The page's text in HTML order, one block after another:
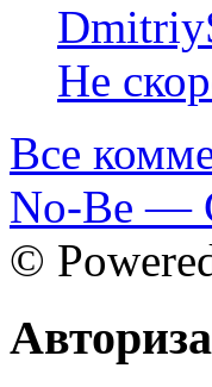
Не
Все
No-Be —
©